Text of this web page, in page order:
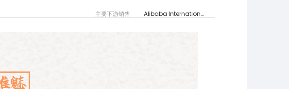
主要下游销售
Alibaba International Station,ebay,Amazon,wish,AliExpress,LAZADA